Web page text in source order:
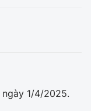
ngày 1/4/2025.